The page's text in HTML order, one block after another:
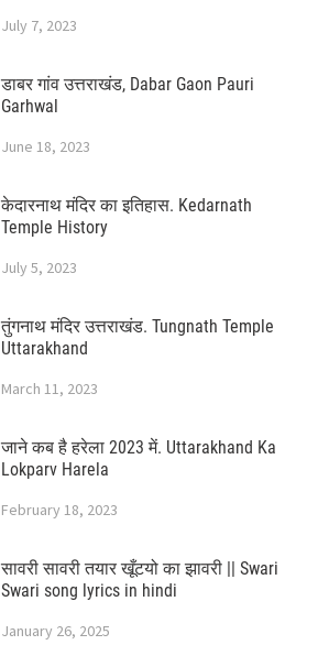
July 7, 2023
डाबर गांव उत्तराखंड, Dabar Gaon Pauri
Garhwal
June 18, 2023
केदारनाथ मंदिर का इतिहास. Kedarnath
Temple History
July 5, 2023
तुंगनाथ मंदिर उत्तराखंड. Tungnath Temple
Uttarakhand
March 11, 2023
जाने कब है हरेला 2023 में. Uttarakhand Ka
Lokparv Harela
February 18, 2023
सावरी सावरी तयार खूँटयो का झावरी || Swari
Swari song lyrics in hindi
January 26, 2025